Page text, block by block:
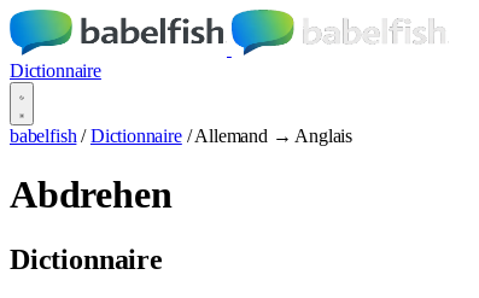
Dictionnaire
babelfish / Dictionnaire / Allemand → Anglais
Abdrehen
Dictionnaire